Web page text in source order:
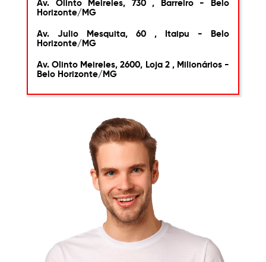
Av. Olinto Meireles, 730 , Barreiro - Belo
Horizonte/MG
Av. Julio Mesquita, 60 , Itaipu - Belo
Horizonte/MG
Av. Olinto Meireles, 2600, Loja 2 , Milionários -
Belo Horizonte/MG